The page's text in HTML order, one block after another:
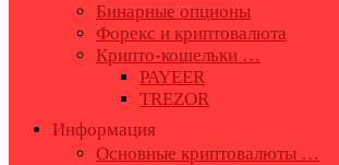
Бинарные опционы
Форекс и криптовалюта
Крипто-кошельки …
PAYEER
TREZOR
Информация
Основные криптовалюты …